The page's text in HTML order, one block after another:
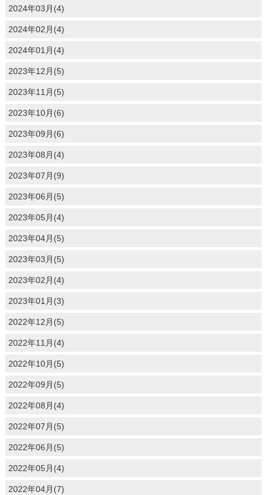
2024年03月(4)
2024年02月(4)
2024年01月(4)
2023年12月(5)
2023年11月(5)
2023年10月(6)
2023年09月(6)
2023年08月(4)
2023年07月(9)
2023年06月(5)
2023年05月(4)
2023年04月(5)
2023年03月(5)
2023年02月(4)
2023年01月(3)
2022年12月(5)
2022年11月(4)
2022年10月(5)
2022年09月(5)
2022年08月(4)
2022年07月(5)
2022年06月(5)
2022年05月(4)
2022年04月(7)